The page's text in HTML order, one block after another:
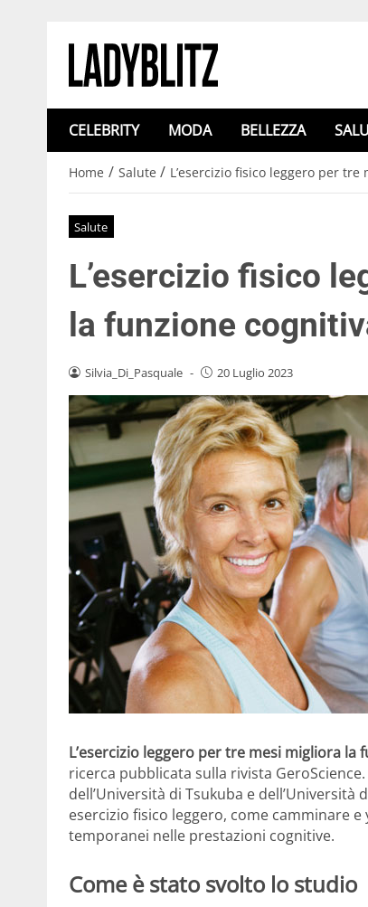
CELEBRITY MODA BELLEZZA
Home / Salute / L’esercizio fisico leggero per
Salute
L’esercizio fisico
la funzione
Silvia_Di_Pasquale - 20 Luglio 2023
L’esercizio leggero per tre mesi migliora la
ricerca pubblicata sulla rivista
dell’Università di Tsukuba e
esercizio fisico leggero, come camminare
temporanei nelle prestazioni cognitive.
Come è stato svolto lo studio